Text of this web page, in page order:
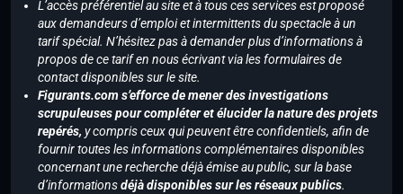
L’accès préférentiel au site et à tous ces services est proposé
aux demandeurs d’emploi et intermittents du spectacle à un
tarif spécial. N’hésitez pas à demander plus d’informations à
propos de ce tarif en nous écrivant via les formulaires de
contact disponibles sur le site.
Figurants.com s’efforce de mener des investigations
scrupuleuses pour compléter et élucider la nature des projets
repérés, y compris ceux qui peuvent être confidentiels, afin de
fournir toutes les informations complémentaires disponibles
concernant une recherche déjà émise au public, sur la base
d’informationsdéjà disponibles sur les réseaux publics.